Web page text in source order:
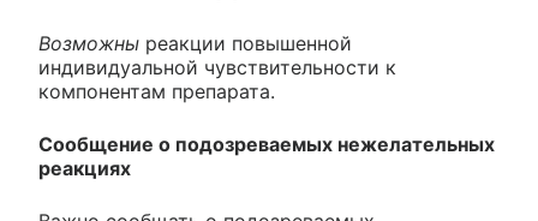
Возможны реакции повышенной
индивидуальной чувствительности к
компонентам препарата.
Сообщение о подозреваемых нежелательных
реакциях